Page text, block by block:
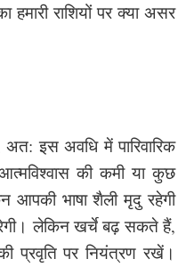
राशियों पर क्या असर
इस अवधि में पारिवारिक
की कमी या कुछ
आपकी भाषा शैली मृदु रहेगी
लेकिन खर्चे बढ़ सकते हैं,
प्रवृति पर नियंत्रण रखें।